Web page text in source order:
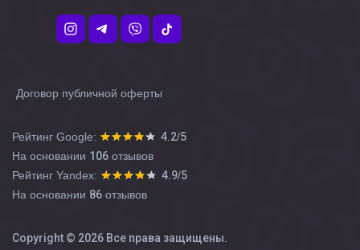
Copyright © 2026 Все права защищены.
Рейтинг Google: 4.2/5
На основании 106 отзывов
Рейтинг Yandex:
4.9/5
На основании 86 отзывов
Договор публичной оферты